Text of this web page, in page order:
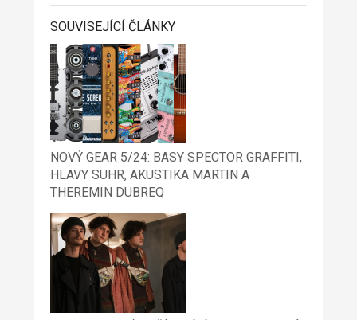
SOUVISEJÍCÍ ČLÁNKY
NOVÝ GEAR 5/24: BASY SPECTOR GRAFFITI,
HLAVY SUHR, AKUSTIKA MARTIN A
THEREMIN DUBREQ